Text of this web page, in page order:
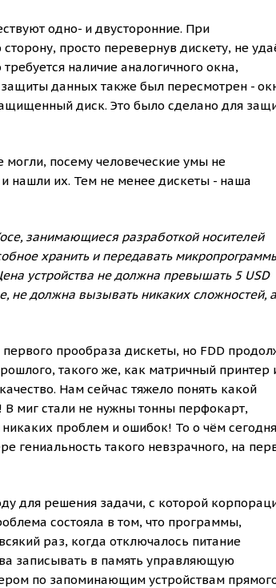
одно- и двусторонние. При
просто перевернув дискету, не
наличие аналогичного окна,
данных также был пересмотрен -
диск. Это было сделано для
посему человеческие умы не
нашли их. Тем не менее дискеты - наша
занимающиеся разработкой носителей
хранить и передавать
устройства не должна превышать 5 USD
не должна вызывать никаких сложностей, а
прообраза дискеты, но FDD
такого же, как матричный принтер
Нам сейчас тяжело понять какой
миг стали не нужны тонны перфокарт,
проблем и ошибок! То о чём сегодня
гениальность такого невзрачного, на
для решения задачи, с которой
состояла в том, что программы,
раз, когда отключалось питание
записывать в память управляющую
по запоминающим устройствам